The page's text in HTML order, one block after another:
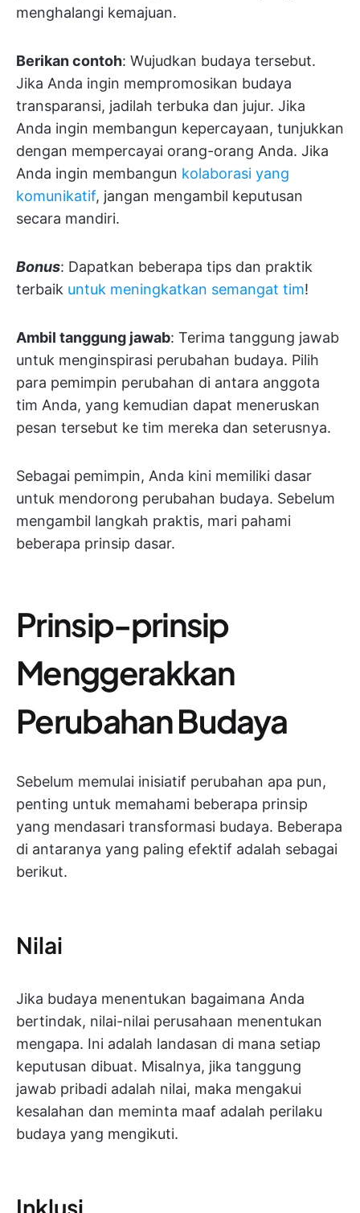
menghalangi kemajuan.
Berikan contoh: Wujudkan budaya tersebut.
Jika Anda ingin mempromosikan budaya
transparansi, jadilah terbuka dan jujur. Jika
Anda ingin membangun kepercayaan, tunjukkan
dengan mempercayai orang-orang Anda. Jika
Anda ingin membangun kolaborasi yang
komunikatif, jangan mengambil keputusan
secara mandiri.
Bonus: Dapatkan beberapa tips dan praktik
terbaik untuk meningkatkan semangat tim!
Ambil tanggung jawab: Terima tanggung jawab
untuk menginspirasi perubahan budaya. Pilih
para pemimpin perubahan di antara anggota
tim Anda, yang kemudian dapat meneruskan
pesan tersebut ke tim mereka dan seterusnya.
Sebagai pemimpin, Anda kini memiliki dasar
untuk mendorong perubahan budaya. Sebelum
mengambil langkah praktis, mari pahami
beberapa prinsip dasar.
Prinsip-prinsip
Menggerakkan
Perubahan Budaya
Sebelum memulai inisiatif perubahan apa pun,
penting untuk memahami beberapa prinsip
yang mendasari transformasi budaya. Beberapa
di antaranya yang paling efektif adalah sebagai
berikut.
Nilai
Jika budaya menentukan bagaimana Anda
bertindak, nilai-nilai perusahaan menentukan
mengapa. Ini adalah landasan di mana setiap
keputusan dibuat. Misalnya, jika tanggung
jawab pribadi adalah nilai, maka mengakui
kesalahan dan meminta maaf adalah perilaku
budaya yang mengikuti.
Inklusi